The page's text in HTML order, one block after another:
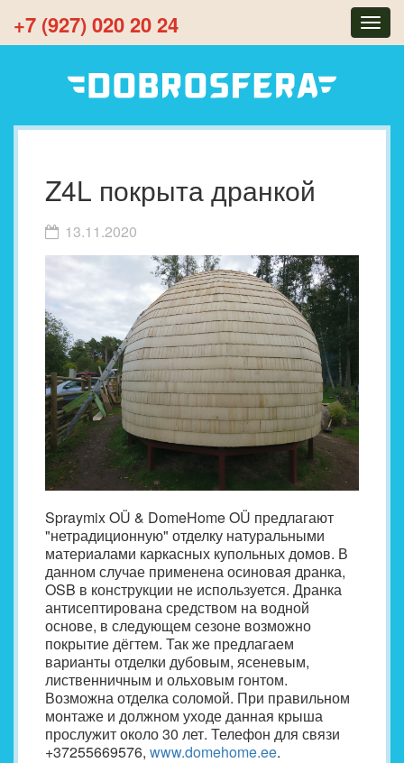
+7 (927) 020 20 24
Z4L покрыта дранкой
13.11.2020
Spraymix OÜ & DomeHome OÜ предлагают
"нетрадиционную" отделку натуральными
материалами каркасных купольных домов. В
данном случае применена осиновая дранка,
OSB в конструкции не используется. Дранка
антисептирована средством на водной
основе, в следующем сезоне возможно
покрытие дёгтем. Так же предлагаем
варианты отделки дубовым, ясеневым,
лиственничным и ольховым гонтом.
Возможна отделка соломой. При правильном
монтаже и должном уходе данная крыша
прослужит около 30 лет. Телефон для связи
+37255669576, www.domehome.ee.